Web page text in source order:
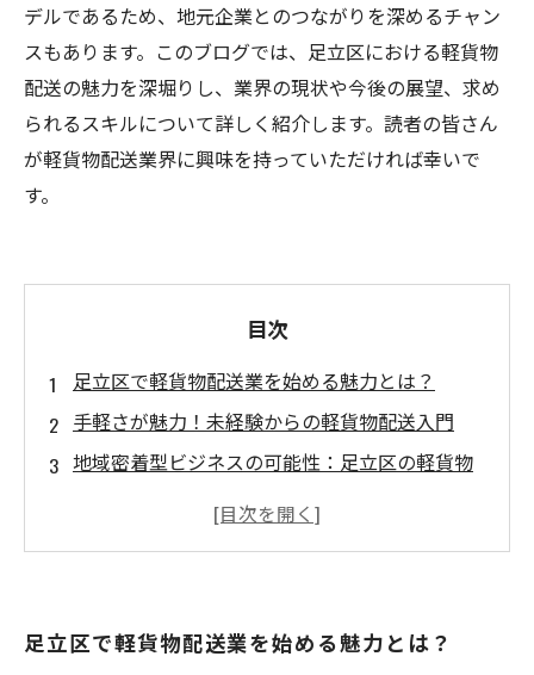
デルであるため、地元企業とのつながりを深めるチャン
スもあります。このブログでは、足立区における軽貨物
配送の魅力を深堀りし、業界の現状や今後の展望、求め
られるスキルについて詳しく紹介します。読者の皆さん
が軽貨物配送業界に興味を持っていただければ幸いで
す。
目次
足立区で軽貨物配送業を始める魅力とは？
手軽さが魅力！未経験からの軽貨物配送入門
地域密着型ビジネスの可能性：足立区の軽貨物
自由な働き方が叶う！足立区の軽貨物業界の利
足立区で軽貨物配送業を始める魅力とは？